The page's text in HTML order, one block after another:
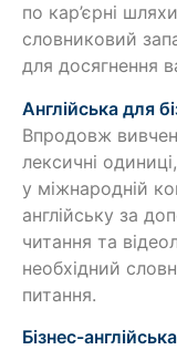
по кар’єрні
словниковий
для досягнення
Англійська для
Впродовж
лексичні
у міжнародній
англійську за
читання та
необхідний
питання.
Бізнес-англійська